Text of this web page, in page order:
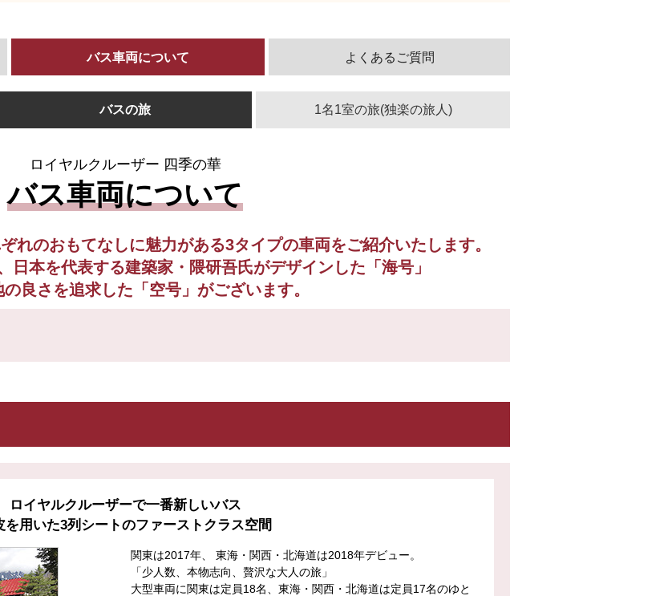
バス車両について よくあるご質問
バスの旅 1名1室の旅(独楽の旅人)
ロイヤルクルーザー 四季の華
バス車両について
れのおもてなしに魅力がある3タイプの車両をご紹介いたします。
日本を代表する建築家・隈研吾氏がデザインした「海号」
の良さを追求した「空号」がございます。
ロイヤルクルーザーで一番新しいバス
を用いた3列シートのファーストクラス空間
関東は2017年、 東海・関西・北海道は2018年デビュー。
「少人数、本物志向、贅沢な大人の旅」
大型車両に関東は定員18名、東海・関西・北海道は定員17名のゆと